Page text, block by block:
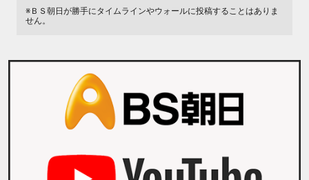
※ＢＳ朝日が勝手にタイムラインやウォールに投稿することはありま
せん。